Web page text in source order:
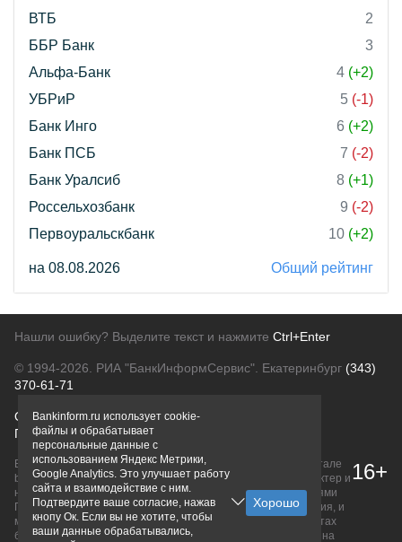
ВТБ
2
ББР Банк
3
Альфа-Банк
4 (+2)
УБРиР
5 (-1)
Банк Инго
6 (+2)
Банк ПСБ
7 (-2)
Банк Уралсиб
8 (+1)
Россельхозбанк
9 (-2)
Первоуральскбанк
10 (+2)
на 08.08.2026 Общий рейтинг
Нашли ошибку? Выделите текст и нажмите Ctrl+Enter
© 1994-2026. РИА "БанкИнформСервис". Екатеринбург (343)
370-61-71
О проектеПолитика конфиденциальности
Правовая информацияДля рекламодателей
Вся информация о продуктах банков, размещенная на портале
bankinform.ru, носит исключительно ознакомительный характер и
не является публичной офертой, определяемой положениями
ГК РФ. Информация не содержит точного и полного описания, и
может быть изменена. Конечные условия уточняйте на сайтах
банков или при личном обращении. Исключительное право на
16+
Bankinform.ru использует cookie-
файлы и обрабатывает
персональные данные с
использованием Яндекс Метрики,
Google Analytics. Это улучшает работу
сайта и взаимодействие с ним.
Подтвердите ваше согласие, нажав
кнопу Ок. Если вы не хотите, чтобы
ваши данные обрабатывались,